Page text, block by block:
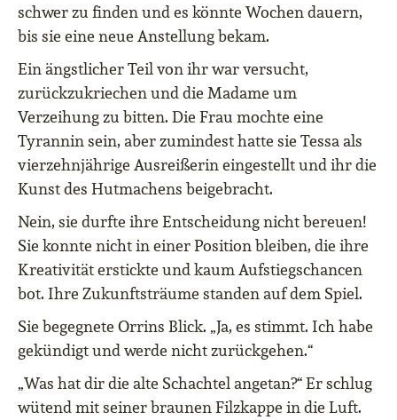
schwer zu finden und es könnte Wochen dauern,
bis sie eine neue Anstellung bekam.
Ein ängstlicher Teil von ihr war versucht,
zurückzukriechen und die Madame um
Verzeihung zu bitten. Die Frau mochte eine
Tyrannin sein, aber zumindest hatte sie Tessa als
vierzehnjährige Ausreißerin eingestellt und ihr die
Kunst des Hutmachens beigebracht.
Nein, sie durfte ihre Entscheidung nicht bereuen!
Sie konnte nicht in einer Position bleiben, die ihre
Kreativität erstickte und kaum Aufstiegschancen
bot. Ihre Zukunftsträume standen auf dem Spiel.
Sie begegnete Orrins Blick. „Ja, es stimmt. Ich habe
gekündigt und werde nicht zurückgehen.“
„Was hat dir die alte Schachtel angetan?“ Er schlug
wütend mit seiner braunen Filzkappe in die Luft.